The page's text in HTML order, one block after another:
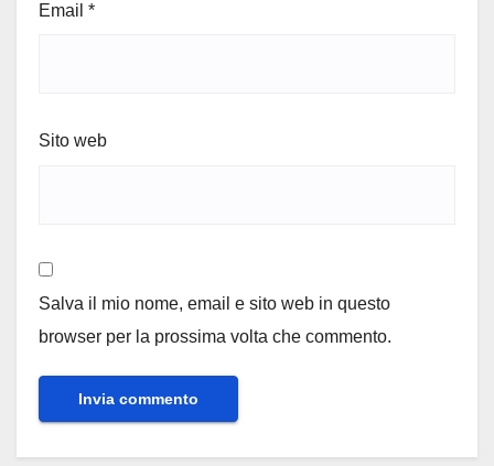
Email *
Sito web
Salva il mio nome, email e sito web in questo
browser per la prossima volta che commento.